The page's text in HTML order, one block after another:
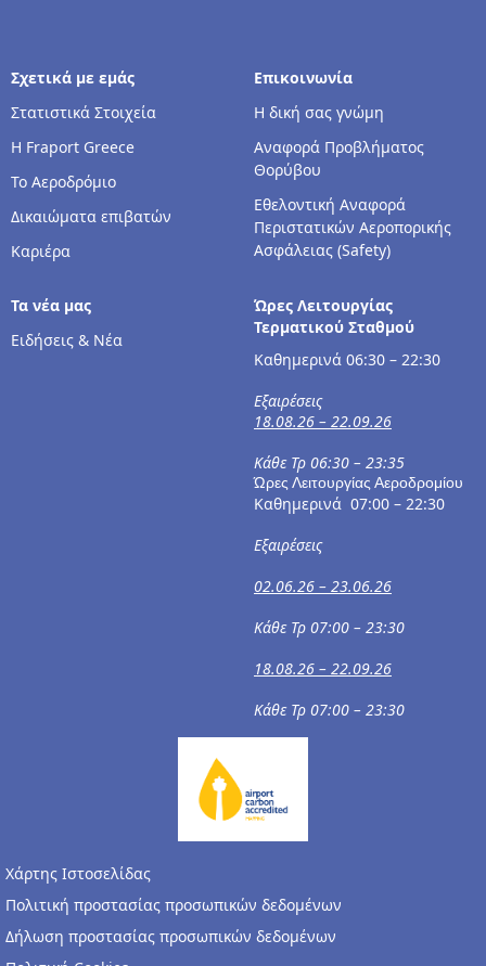
Σχετικά με εμάς
Στατιστικά Στοιχεία
Η Fraport Greece
Το Αεροδρόμιο
Δικαιώματα επιβατών
Καριέρα
Επικοινωνία
Η δική σας γνώμη
Αναφορά Προβλήματος
Θορύβου
Εθελοντική Αναφορά
Περιστατικών Αεροπορικής
Ασφάλειας (Safety)
Τα νέα μας
Ειδήσεις & Νέα
Ώρες Λειτουργίας
Τερματικού Σταθμού
Καθημερινά 06:30 – 22:30
Εξαιρέσεις
18.08.26 – 22.09.26
Κάθε Τρ 06:30 – 23:35
Ώρες Λειτουργίας Αεροδρομίου
Καθημερινά 07:00 – 22:30
Εξαιρέσεις
02.06.26 – 23.06.26
Κάθε Τρ 07:00 – 23:30
18.08.26 – 22.09.26
Κάθε Τρ 07:00 – 23:30
Χάρτης Ιστοσελίδας
Πολιτική προστασίας προσωπικών δεδομένων
Δήλωση προστασίας προσωπικών δεδομένων